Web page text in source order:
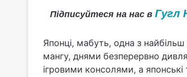
Підписуйтеся на нас в Гугл
Японці, мабуть, одна з
мангу, днями безперервно
ігровими консолями, а